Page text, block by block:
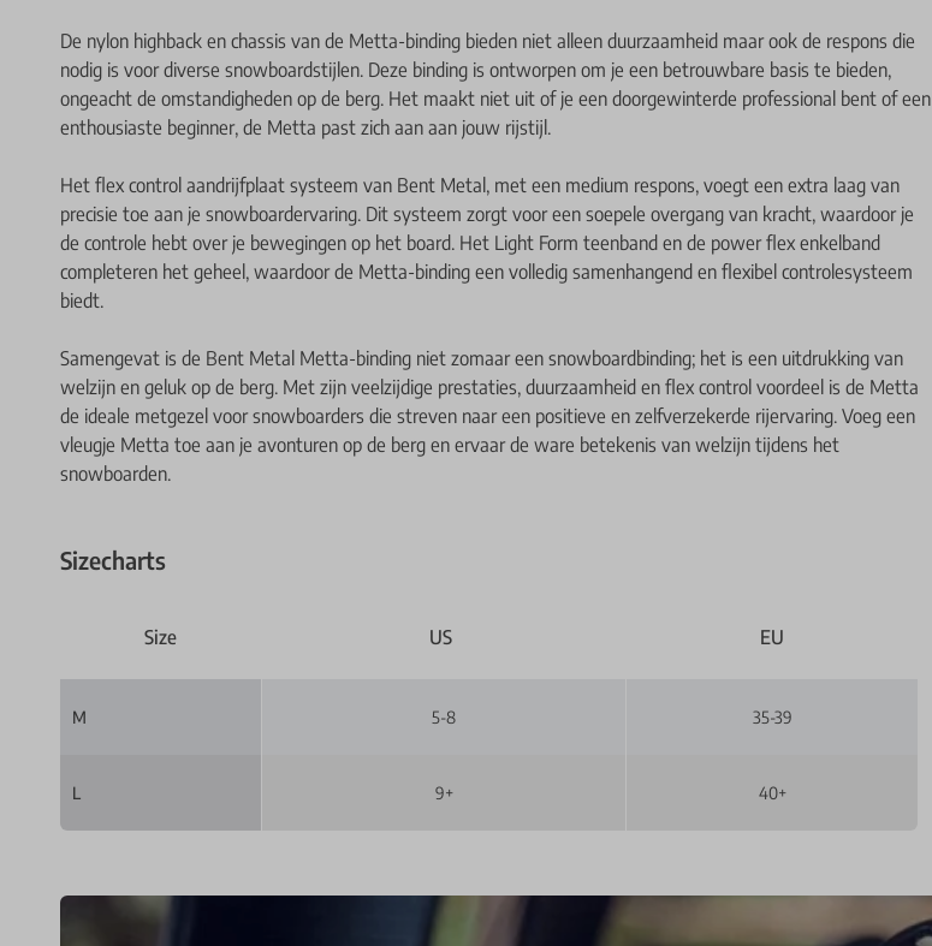
De nylon highback en chassis van de Metta-binding bieden niet alleen duurzaamheid maar ook de respons die
nodig is voor diverse snowboardstijlen. Deze binding is ontworpen om je een betrouwbare basis te bieden,
ongeacht de omstandigheden op de berg. Het maakt niet uit of je een doorgewinterde professional bent of een
enthousiaste beginner, de Metta past zich aan aan jouw rijstijl.
Het flex control aandrijfplaat systeem van Bent Metal, met een medium respons, voegt een extra laag van
precisie toe aan je snowboardervaring. Dit systeem zorgt voor een soepele overgang van kracht, waardoor je
de controle hebt over je bewegingen op het board. Het Light Form teenband en de power flex enkelband
completeren het geheel, waardoor de Metta-binding een volledig samenhangend en flexibel controlesysteem
biedt.
Samengevat is de Bent Metal Metta-binding niet zomaar een snowboardbinding; het is een uitdrukking van
welzijn en geluk op de berg. Met zijn veelzijdige prestaties, duurzaamheid en flex control voordeel is de Metta
de ideale metgezel voor snowboarders die streven naar een positieve en zelfverzekerde rijervaring. Voeg een
vleugje Metta toe aan je avonturen op de berg en ervaar de ware betekenis van welzijn tijdens het
snowboarden.
Sizecharts
Size US EU
M 5-8 35-39
L 9+ 40+